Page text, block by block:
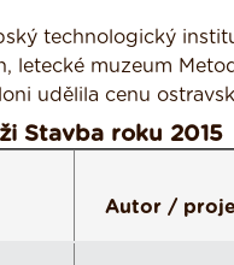
technologický
letecké muzeum
udělila cenu
Stavba roku 2015
Autor /